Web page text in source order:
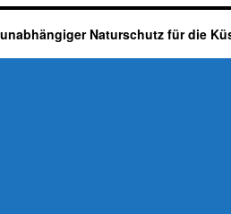
Naturschutz für die